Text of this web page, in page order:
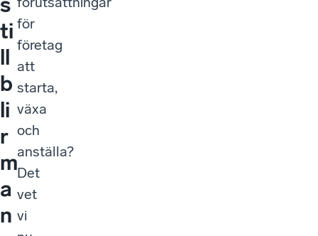
ti
ll
b
li
r
m
a
n
för
företag
att
starta,
växa
och
anställa?
Det
vet
vi